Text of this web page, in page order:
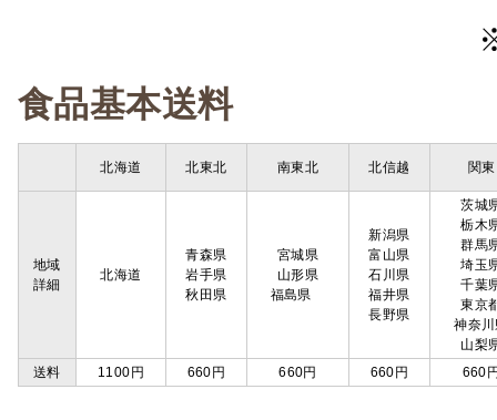
食品基本送料
北海道 北東北 南東北 北信越 関東
地域
詳細
北海道
青森県
岩手県
秋田県
宮城県
山形県
福島県
新潟県
富山県
石川県
福井県
長野県
茨城
栃木
群馬
埼玉
千葉
東京
神奈
山梨
送料
1100円 660円 660円 660円 660